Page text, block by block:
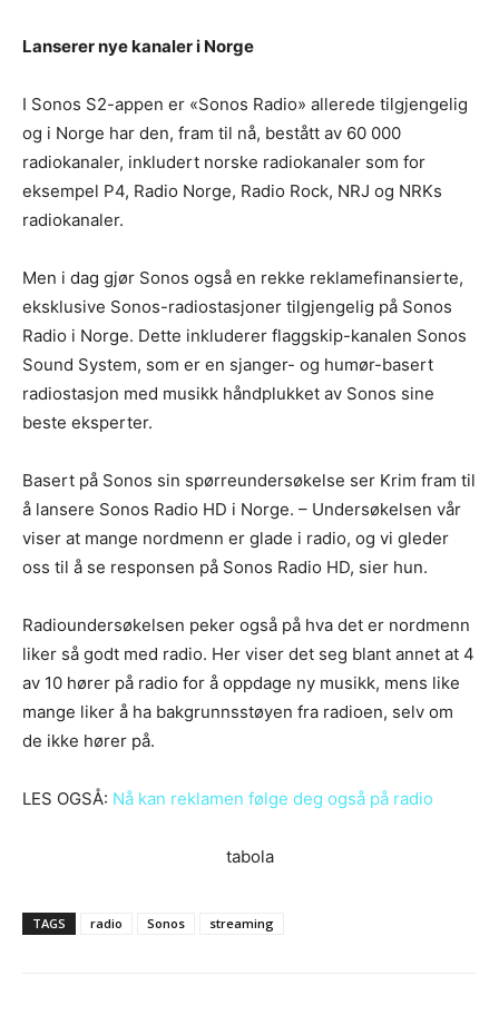
Lanserer nye kanaler i Norge
I Sonos S2-appen er «Sonos Radio» allerede tilgjengelig
og i Norge har den, fram til nå, bestått av 60 000
radiokanaler, inkludert norske radiokanaler som for
eksempel P4, Radio Norge, Radio Rock, NRJ og NRKs
radiokanaler.
Men i dag gjør Sonos også en rekke reklamefinansierte,
eksklusive Sonos-radiostasjoner tilgjengelig på Sonos
Radio i Norge. Dette inkluderer flaggskip-kanalen Sonos
Sound System, som er en sjanger- og humør-basert
radiostasjon med musikk håndplukket av Sonos sine
beste eksperter.
Basert på Sonos sin spørreundersøkelse ser Krim fram til
å lansere Sonos Radio HD i Norge. – Undersøkelsen vår
viser at mange nordmenn er glade i radio, og vi gleder
oss til å se responsen på Sonos Radio HD, sier hun.
Radioundersøkelsen peker også på hva det er nordmenn
liker så godt med radio. Her viser det seg blant annet at 4
av 10 hører på radio for å oppdage ny musikk, mens like
mange liker å ha bakgrunnsstøyen fra radioen, selv om
de ikke hører på.
LES OGSÅ: Nå kan reklamen følge deg også på radio
tabola
TAGS radio Sonos streaming